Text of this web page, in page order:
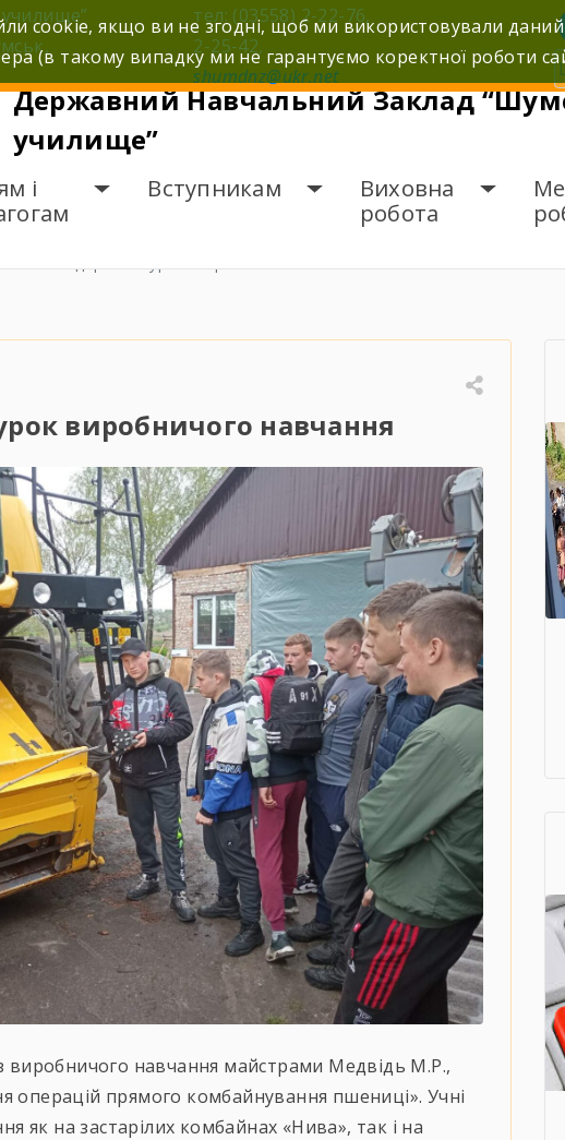
тел: (03558) 2-22-76,
2-25-42,
shumdnz@ukr.net
Державний Навчальний Заклад
училище”
і
Вступникам
Виховна
робота
виробничого навчання
виробничого навчання майстрами Медвідь М.Р.,
операцій прямого комбайнування пшениці». Учні
як на застарілих комбайнах «Нива», так і на
cookie, якщо ви не згодні, щоб ми використовували
(в такому випадку ми не гарантуємо коректної роботи